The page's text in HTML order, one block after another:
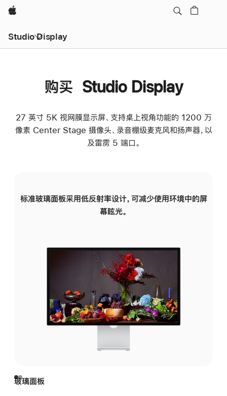
Apple
Studio Display
购买 Studio Display
27 英寸 5K 视网膜显示屏、支持桌上视角功能的 1200 万
像素 Center Stage 摄像头、录音棚级麦克风和扬声器，以
及雷雳 5 端口。
标准玻璃面板采用低反射率设计，可减少使用环境中的屏
幕眩光。
玻璃面板